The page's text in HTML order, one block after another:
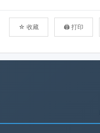
☆ 收藏 🖨 打印